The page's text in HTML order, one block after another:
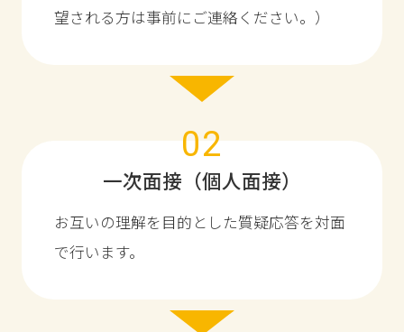
望される方は事前にご連絡ください。）
02
一次面接（個人面接）
お互いの理解を目的とした質疑応答を対面
で行います。